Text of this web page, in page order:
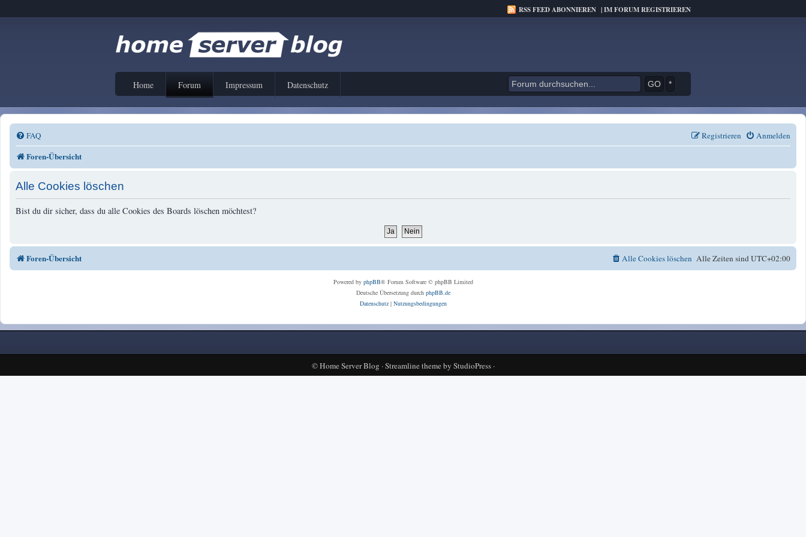
RSS FEED ABONNIEREN |IM FORUM REGISTRIEREN
Home Forum Impressum Datenschutz *
FAQ Anmelden
Registrieren
Foren-Übersicht
Alle Cookies löschen
Bist du dir sicher, dass du alle Cookies des Boards löschen möchtest?
Foren-Übersicht Alle Zeiten sindUTC+02:00
Alle Cookies löschen
Powered by phpBB® Forum Software © phpBB Limited
Deutsche Übersetzung durch phpBB.de
Datenschutz| Nutzungsbedingungen
©Home Server Blog ·Streamline themeby StudioPress·